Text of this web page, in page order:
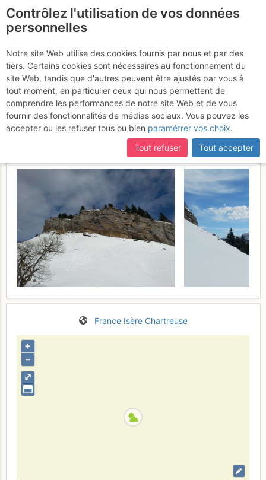
Tour du Mollard de la
Chaleur en boucle par le
col et le goulet d'Hurtières
depuis Pomarey
Lundi 13 février
2017
France Isère Chartreuse
⤢
+
–
Contrôlez l'utilisation de vos données
personnelles
Notre site Web utilise des cookies fournis par nous et par des
tiers. Certains cookies sont nécessaires au fonctionnement du
site Web, tandis que d'autres peuvent être ajustés par vous à
tout moment, en particulier ceux qui nous permettent de
comprendre les performances de notre site Web et de vous
fournir des fonctionnalités de médias sociaux. Vous pouvez les
accepter ou les refuser tous ou bien paramétrer vos choix.
Tout refuser
Tout accepter